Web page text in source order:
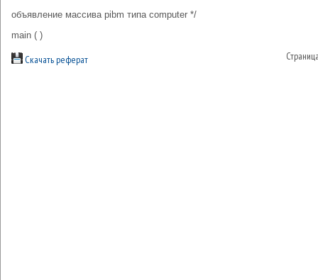
объявление массива pibm типа computer */
main ( )
Скачать реферат